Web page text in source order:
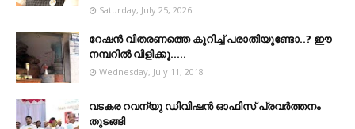
Saturday, July 25, 2026
റേഷൻ വിതരണത്തെ കുറിച്ച് പരാതിയുണ്ടോ..? ഈ
നമ്പറില്‍ വിളിക്കൂ.....
Wednesday, July 11, 2018
വടകര റവന്യു ഡിവിഷൻ ഓഫിസ് പ്രവർത്തനം
തുടങ്ങി